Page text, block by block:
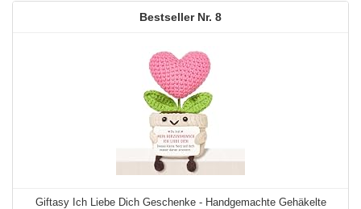
8
Giftasy Ich Liebe Dich Geschenke - Handgemachte Gehäkelte